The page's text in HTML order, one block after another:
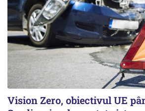
Vision Zero, obiectivul UE